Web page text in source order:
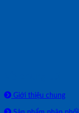
Giới thiệu chung